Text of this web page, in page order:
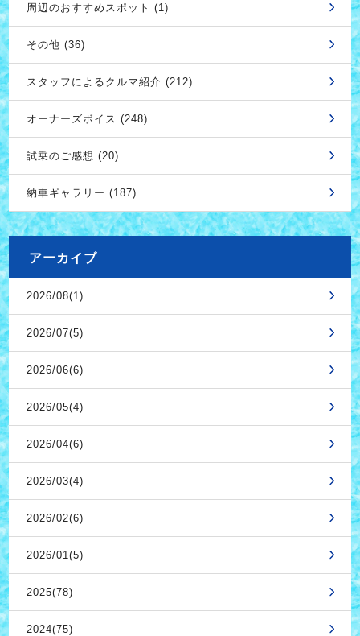
周辺のおすすめスポット (1)
その他 (36)
スタッフによるクルマ紹介 (212)
オーナーズボイス (248)
試乗のご感想 (20)
納車ギャラリー (187)
アーカイブ
2026/08(1)
2026/07(5)
2026/06(6)
2026/05(4)
2026/04(6)
2026/03(4)
2026/02(6)
2026/01(5)
2025(78)
2024(75)